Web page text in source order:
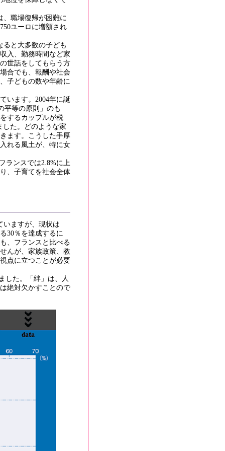
、職場復帰が困難に
ユーロに増額され
ると大多数の子ども
入、勤務時間など家
世話をしてもらう方
合でも、報酬や社会
子どもの数や年齢に
います。2004年に誕
平等の原則」のも
するカップルが税
した。どのような家
ます。こうした手厚
れる風土が、特に女
ランスでは2.8%に上
、子育てを社会全体
いますが、現状は
30％を達成するに
、フランスと比べる
んが、家族政策、教
点に立つことが必要
した。「絆」は、人
絶対欠かすことので